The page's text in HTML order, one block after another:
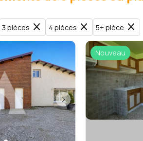
3 pièces close 4 pièces close 5+ pièce close
Nouveau